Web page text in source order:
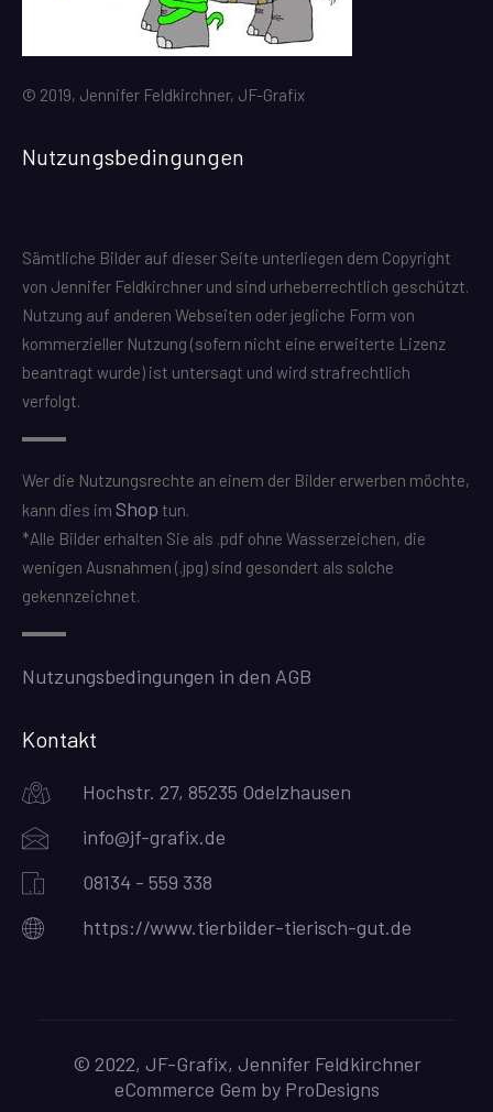
© 2019, Jennifer Feldkirchner, JF-Grafix
Nutzungsbedingungen
Sämtliche Bilder auf dieser Seite unterliegen dem Copyright
von Jennifer Feldkirchner und sind urheberrechtlich geschützt.
Nutzung auf anderen Webseiten oder jegliche Form von
kommerzieller Nutzung (sofern nicht eine erweiterte Lizenz
beantragt wurde) ist untersagt und wird strafrechtlich
verfolgt.
Wer die Nutzungsrechte an einem der Bilder erwerben möchte,
kann dies im Shop tun.
*Alle Bilder erhalten Sie als .pdf ohne Wasserzeichen, die
wenigen Ausnahmen (.jpg) sind gesondert als solche
gekennzeichnet.
Nutzungsbedingungen in den AGB
Kontakt
Hochstr. 27, 85235 Odelzhausen
info@jf-grafix.de
08134 - 559 338
https://www.tierbilder-tierisch-gut.de
© 2022, JF-Grafix, Jennifer Feldkirchner
eCommerce Gem by ProDesigns